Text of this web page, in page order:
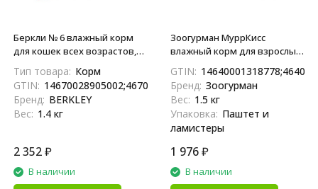
Беркли № 6 влажный корм
для кошек всех возрастов,
желе - 100 г х 14 шт
Тип товара: Корм
GTIN: 14670028905002;4670028905005
Бренд: BERKLEY
Вес: 1.4 кг
2 352₽
В наличии
Зоогурман МуррКисс
влажный корм для взрослых
потрошками - 100 г x 15 шт
GTIN:
Бренд: Зоогурман
Вес: 1.5 кг
Упаковка: Паштет и
ламистеры
1 976₽
В наличии